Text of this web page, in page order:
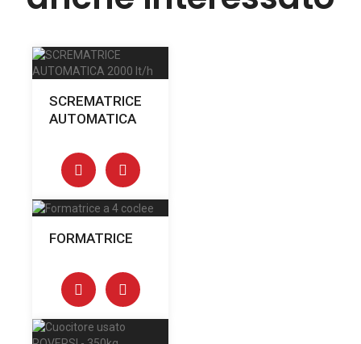
SCREMATRICE
AUTOMATICA
FORMATRICE